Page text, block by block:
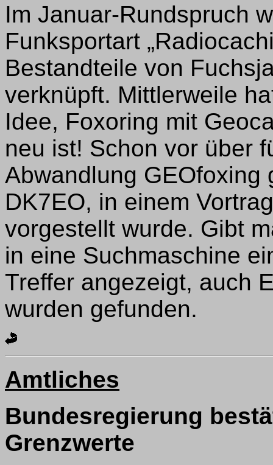
Im Januar-Rundspruch
Funksportart
Bestandteile von
verknüpft. Mittlerweile
Idee, Foxoring mit
neu ist! Schon vor über
Abwandlung GEOfoxing
DK7EO, in einem
vorgestellt wurde. Gibt
in eine Suchmaschine
Treffer angezeigt, auch
wurden gefunden.
Amtliches
Bundesregierung
Grenzwerte